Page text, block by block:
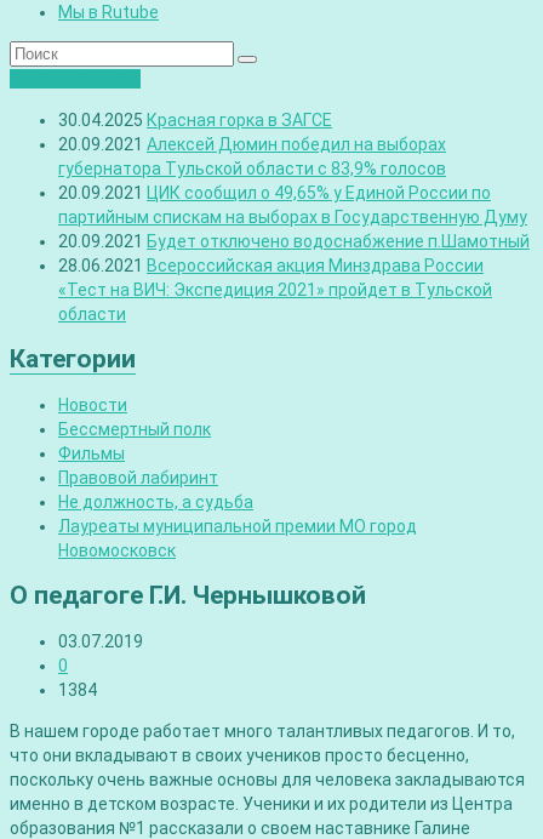
Мы в Rutube
30.04.2025 Красная горка в ЗАГСЕ
20.09.2021 Алексей Дюмин победил на выборах
губернатора Тульской области с 83,9% голосов
20.09.2021 ЦИК сообщил о 49,65% у Единой России по
партийным спискам на выборах в Государственную Думу
20.09.2021 Будет отключено водоснабжение п.Шамотный
28.06.2021 Всероссийская акция Минздрава России
«Тест на ВИЧ: Экспедиция 2021» пройдет в Тульской
области
Категории
Новости
Бессмертный полк
Фильмы
Правовой лабиринт
Не должность, а судьба
Лауреаты муниципальной премии МО город
Новомосковск
О педагоге Г.И. Чернышковой
03.07.2019
0
1384
В нашем городе работает много талантливых педагогов. И то,
что они вкладывают в своих учеников просто бесценно,
поскольку очень важные основы для человека закладываются
именно в детском возрасте. Ученики и их родители из Центра
образования №1 рассказали о своем наставнике Галине